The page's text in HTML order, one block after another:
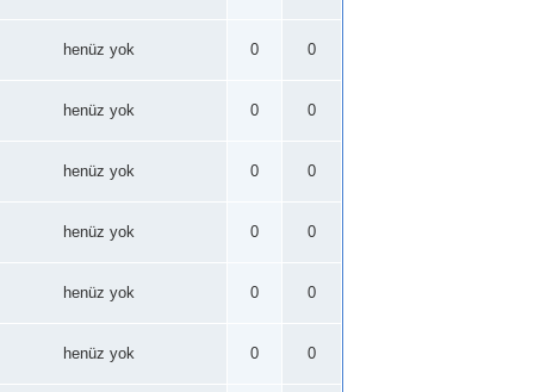
henüz yok 0 0
henüz yok 0 0
henüz yok 0 0
henüz yok 0 0
henüz yok 0 0
henüz yok 0 0